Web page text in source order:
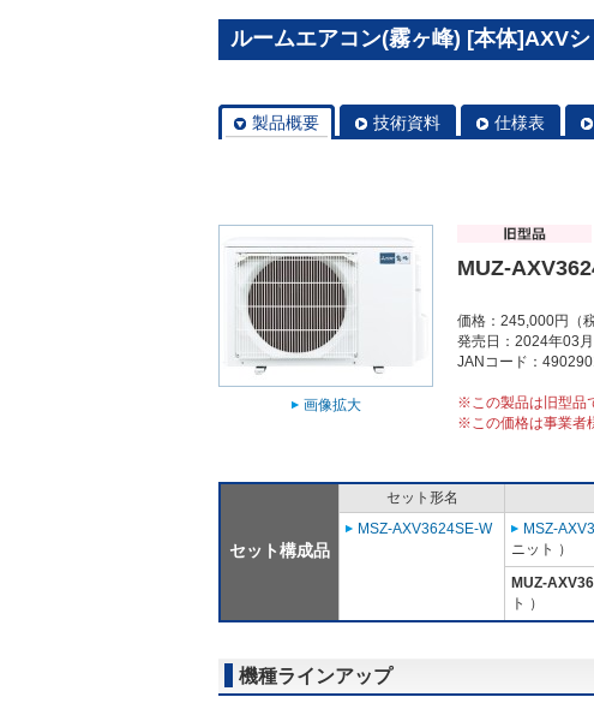
ルームエアコン(霧ヶ峰) [本体]AXV
製品概要 技術資料 仕様表
画像拡大
MUZ-
価格：245,000円（税
発売日：2024年03
JANコード：
※この製品は旧型品
※この価格は事業者
セット構成品
セット形名
MSZ-AXV3624SE-W
MSZ-
ニット ）
MUZ-
ト ）
機種ラインアップ